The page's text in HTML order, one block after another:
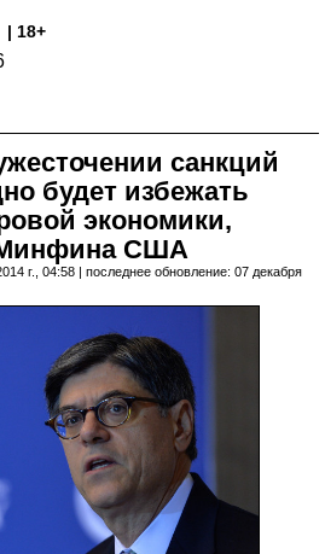
| 18+
санкций
будет избежать
экономики,
Минфина США
г., 04:58 | последнее обновление: 07 декабря